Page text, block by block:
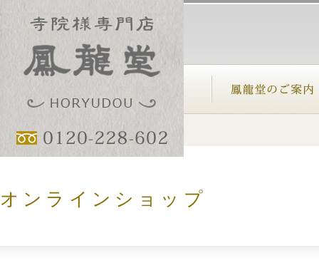
オンラインショップ